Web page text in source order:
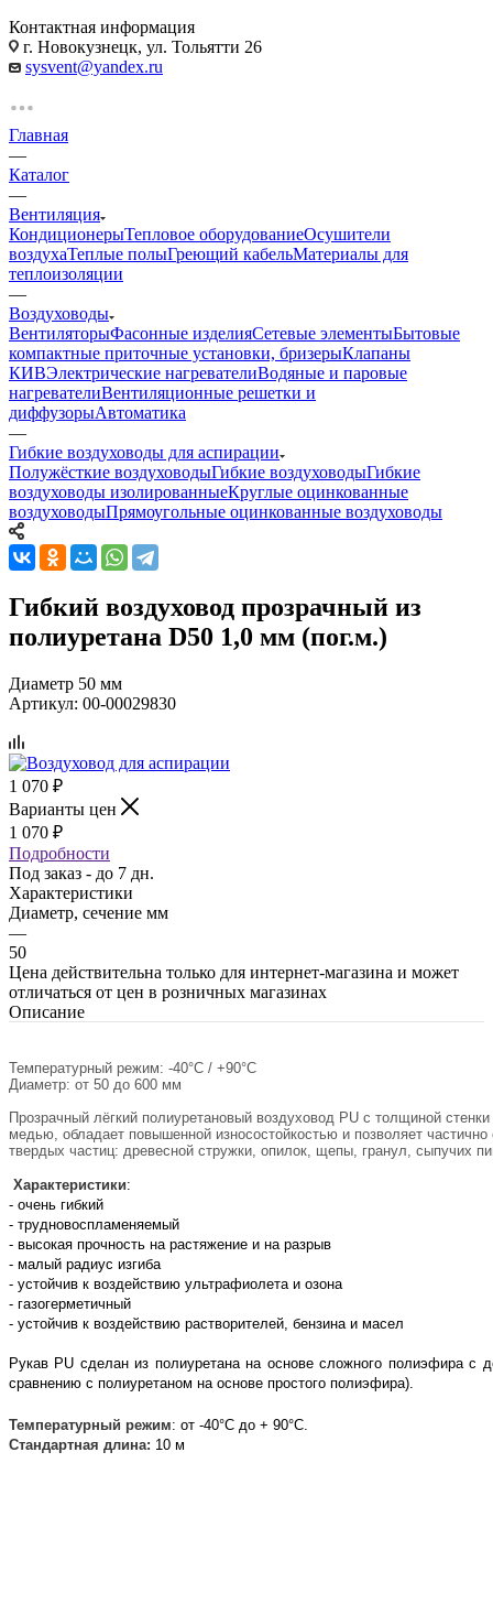
Контактная информация
г. Новокузнецк, ул. Тольятти 26
sysvent@yandex.ru
Главная
—
Каталог
—
Вентиляция
КондиционерыТепловое оборудованиеОсушители
воздухаТеплые полыГреющий кабельМатериалы для
теплоизоляции
—
Воздуховоды
ВентиляторыФасонные изделияСетевые элементыБытовые
компактные приточные установки, бризерыКлапаны
КИВЭлектрические нагревателиВодяные и паровые
нагревателиВентиляционные решетки и
диффузорыАвтоматика
—
Гибкие воздуховоды для аспирации
Полужёсткие воздуховодыГибкие воздуховодыГибкие
воздуховоды изолированныеКруглые оцинкованные
воздуховодыПрямоугольные оцинкованные воздуховоды
Гибкий воздуховод прозрачный из
полиуретана D50 1,0 мм (пог.м.)
Диаметр 50 мм
Артикул: 00-00029830
1 070 ₽
Варианты цен
1 070 ₽
Подробности
Под заказ - до 7 дн.
Характеристики
Диаметр, сечение мм
—
50
Цена действительна только для интернет-магазина и может
отличаться от цен в розничных магазинах
Описание
Температурный режим: -40°C / +90°C
Диаметр: от 50 до 600 мм
Прозрачный лёгкий полиуретановый воздуховод PU с толщиной
медью, обладает повышенной износостойкостью и позволяет
твердых частиц: древесной стружки, опилок, щепы, гранул, сыпучих
Характеристики:
- очень гибкий
- трудновоспламеняемый
- высокая прочность на растяжение и на разрыв
- малый радиус изгиба
- устойчив к воздействию ультрафиолета и озона
- газогерметичный
- устойчив к воздействию растворителей, бензина и масел
Рукав PU сделан из полиуретана на основе сложного полиэфира с
сравнению с полиуретаном на основе простого полиэфира).
Температурный режим: от -40°С до + 90°С.
Стандартная длина: 10 м